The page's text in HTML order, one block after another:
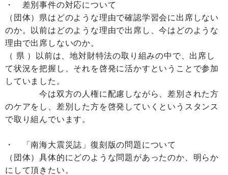
・ 差別事件の対応について
（団体）県はどのような理由で確認学習会に出席しない
のか。以前はどのような理由で出席し、今はどのような
理由で出席しないのか。
（ 県 ）以前は、地対財特法の取り組みの中で、出席し
て状況を把握し、それを啓発に活かすということで参加
していました。
今は双方の人権に配慮しながら、差別された方
のケアをし、差別した方を啓発していくというスタンス
で取り組んでいます。
・ 「南海大震災誌」復刻版の問題について
（団体）具体的にどのような問題があったのか、明らか
にして頂きたい。